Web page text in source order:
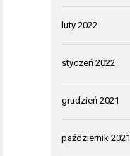
luty 2022
styczeń 2022
grudzień 2021
październik 2021